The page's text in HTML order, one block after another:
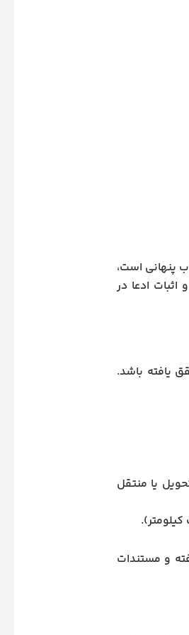
پنهانی است،
ادعا در
یافته باشد.
یا منتقل
و مستندات